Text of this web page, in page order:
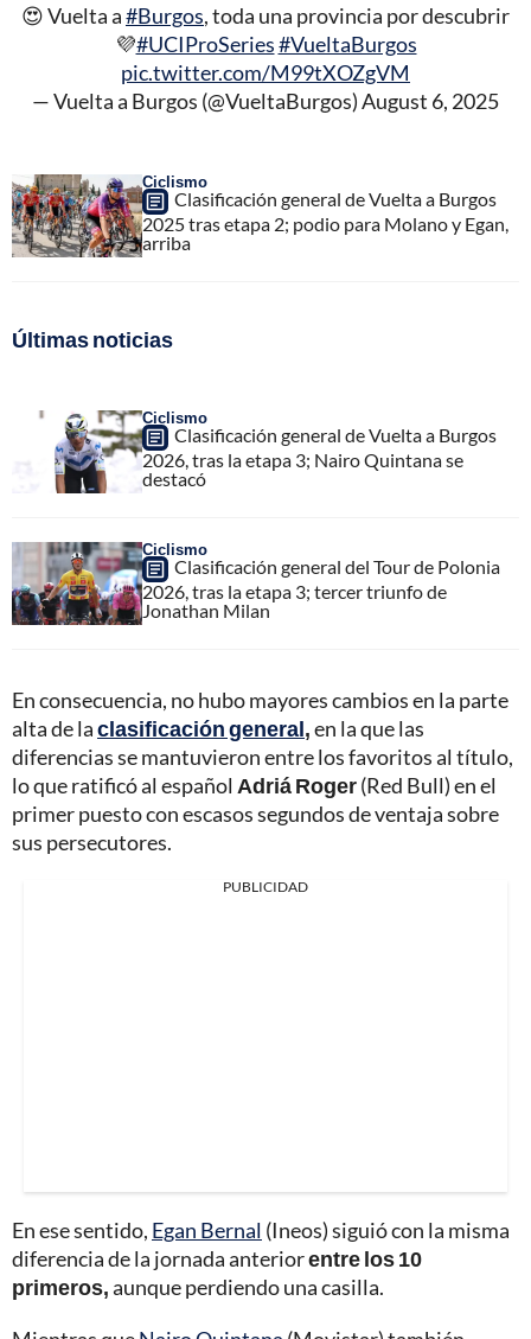
😍 Vuelta a#Burgos, toda una provincia por descubrir
💜#UCIProSeries#VueltaBurgos
pic.twitter.com/M99tXOZgVM
— Vuelta a Burgos (@VueltaBurgos)August 6, 2025
Ciclismo
Clasificación general de Vuelta a Burgos
2025 tras etapa 2; podio para Molano y Egan,
arriba
Últimas noticias
Ciclismo
Clasificación general de Vuelta a Burgos
2026, tras la etapa 3; Nairo Quintana se
destacó
Ciclismo
Clasificación general del Tour de Polonia
2026, tras la etapa 3; tercer triunfo de
Jonathan Milan
En consecuencia, no hubo mayores cambios en la parte
alta de laclasificación general,en la que las
diferencias se mantuvieron entre los favoritos al título,
lo que ratificó al español Adriá Roger(Red Bull) en el
primer puesto con escasos segundos de ventaja sobre
sus persecutores.
PUBLICIDAD
En ese sentido, Egan Bernal (Ineos) siguió con la misma
diferencia de la jornada anteriorentre los 10
primeros,aunque perdiendo una casilla.